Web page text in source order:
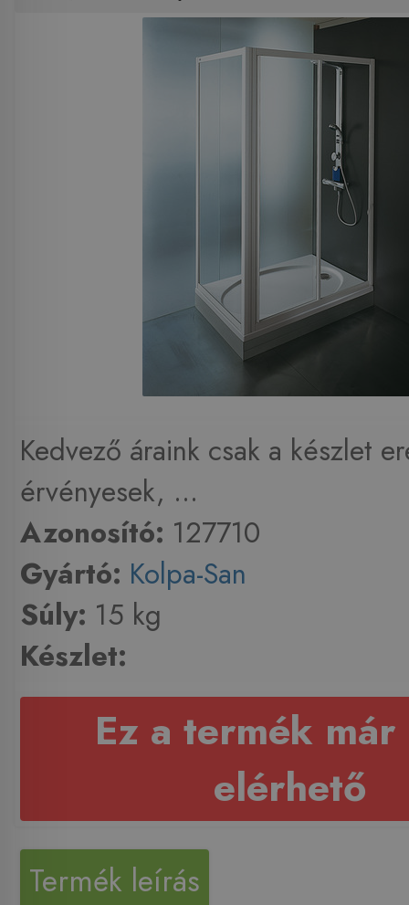
Kedvező áraink csak a készlet
érvényesek, ...
Azonosító: 127710
Gyártó: Kolpa-San
Súly: 15 kg
Készlet:
Ez a termék már
elérhető
Termék leírás